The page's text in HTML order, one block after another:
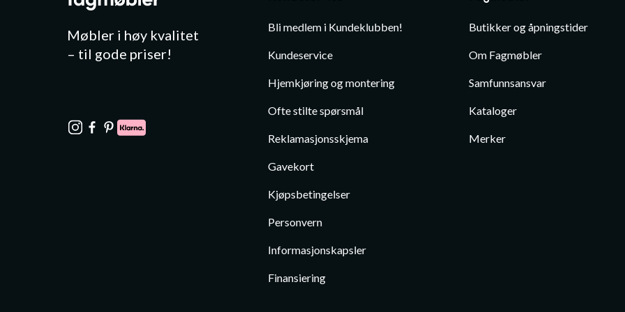
Møbler i høy kvalitet
– til gode priser!
Bli medlem i Kundeklubben!
Kundeservice
Hjemkjøring og montering
Ofte stilte spørsmål
Reklamasjonsskjema
Gavekort
Kjøpsbetingelser
Personvern
Informasjonskapsler
Finansiering
Butikker og åpningstider
Om Fagmøbler
Samfunnsansvar
Kataloger
Merker